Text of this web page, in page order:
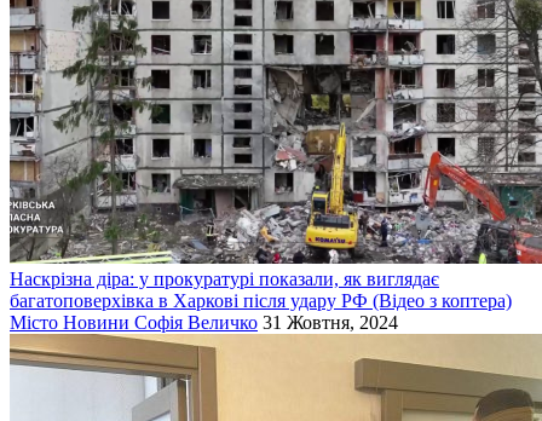
Наскрізна діра: у прокуратурі показали, як виглядає
багатоповерхівка в Харкові після удару РФ (Відео з коптера)
Місто Новини Софія Величко 31 Жовтня, 2024